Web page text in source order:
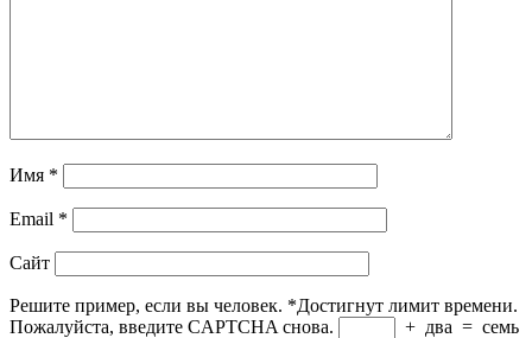
Имя *
Email *
Сайт
Решите пример, если вы человек. *Достигнут лимит времени.
Пожалуйста, введите CAPTCHA снова.
+ два = семь